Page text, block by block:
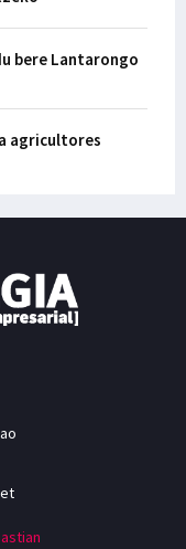
bere Lantarongo
agricultores